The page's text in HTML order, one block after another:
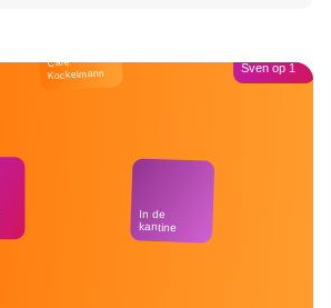
Café
Kockelmann
In de
kantine
Sven op 1